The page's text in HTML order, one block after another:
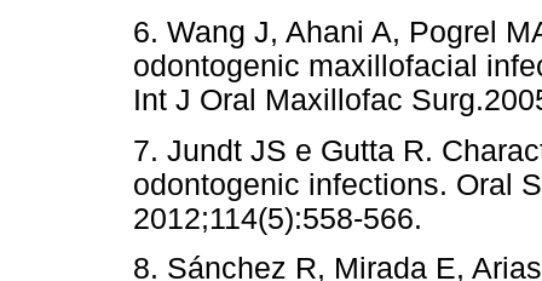
6. Wang J, Ahani A, Pogrel
odontogenic maxillofacial
Int J Oral Maxillofac
7. Jundt JS e Gutta R.
odontogenic infections. Oral
2012;114(5):558-566.
8. Sánchez R, Mirada E,